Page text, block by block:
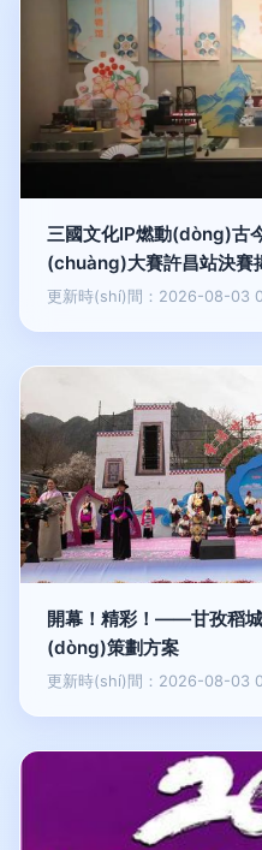
三國文化IP燃動(dòng)古
(chuàng)大賽許昌站決賽
更新時(shí)間：2026-08-03
開幕！精彩！——甘孜
(dòng)策劃方案
更新時(shí)間：2026-08-03